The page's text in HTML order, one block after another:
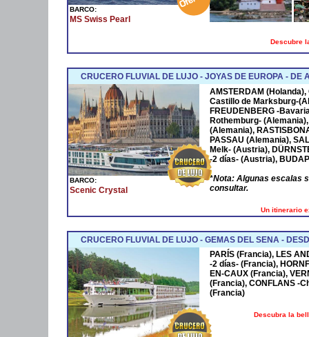
BARCO:
MS Swiss Pearl
Descubre
CRUCERO FLUVIAL DE LUJO - JOYAS DE EUROPA - DE
BARCO:
Scenic Crystal
AMSTERDAM (Holanda),
Castillo de Marksburg-
FREUDENBERG -
Rothemburg-
(Alemania),
PASSAU (Alemania),
Melk- (Austria),
-2 días- (Austria),
*Nota: Algunas escalas
consultar.
Un itinerario
CRUCERO FLUVIAL DE LUJO - GEMAS DEL SENA -
PARÍS (Francia), LES
-2 días- (Francia),
EN-CAUX (Francia),
(Francia), CONFLANS -
(Francia)
Descubra la